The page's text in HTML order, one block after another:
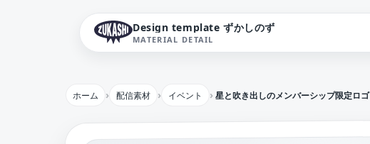
Design template ずかしのず
MATERIAL DETAIL
ホーム 配信素材 イベント 星と吹き出しのメンバーシップ限定ロ